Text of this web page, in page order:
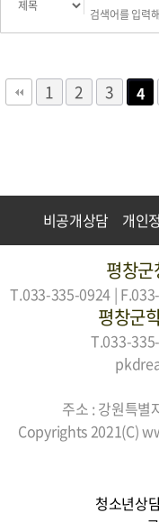
1 2 3 4
비공개상담 개인
평창
T.033-335-0924 |
평창군
T.033-
주소 : 강원특별
Copyrights 2021(C)
청소년상